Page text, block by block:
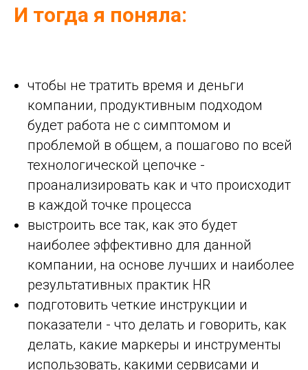
И тогда я поняла:
чтобы не тратить время и деньги
компании, продуктивным подходом
будет работа не с симптомом и
проблемой в общем, а пошагово по всей
технологической цепочке -
проанализировать как и что происходит
в каждой точке процесса
выстроить все так, как это будет
наиболее эффективно для данной
компании, на основе лучших и наиболее
результативных практик HR
подготовить четкие инструкции и
показатели - что делать и говорить, как
делать, какие маркеры и инструменты
использовать, какими сервисами и